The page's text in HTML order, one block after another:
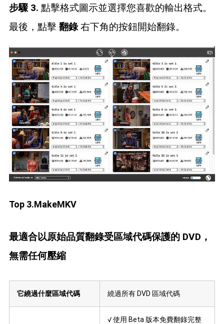
步驟 3. 點擊格式圖示並選擇您喜歡的輸出格式。
最後，點擊 翻錄右下角的按鈕開始翻錄。
Top 3.MakeMKV
最適合以原始品質翻錄受區域代碼保護的 DVD，
無需任何壓縮
它繞過什麼區域代碼 繞過所有 DVD 區域代碼
√ 使用 Beta 版本免費翻錄完整